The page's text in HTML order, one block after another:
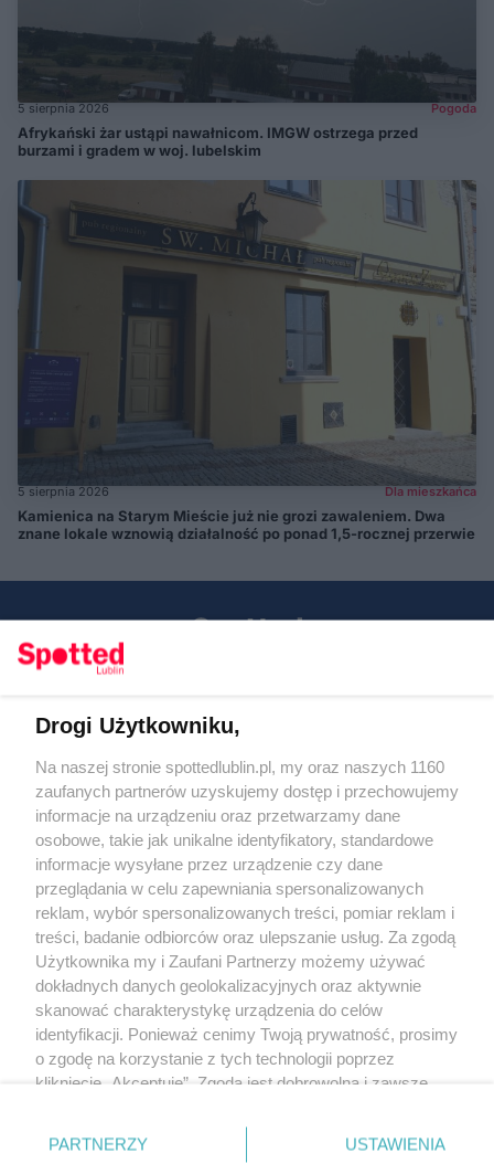
5 sierpnia 2026 Pogoda
Afrykański żar ustąpi nawałnicom. IMGW ostrzega przed
burzami i gradem w woj. lubelskim
5 sierpnia 2026 Dla mieszkańca
Kamienica na Starym Mieście już nie grozi zawaleniem. Dwa
znane lokale wznowią działalność po ponad 1,5-rocznej przerwie
KATEGORIE
OGŁOSZENIA
WYDARZENIA
NA SKRÓTY
Regulamin
Polityka prywatności
RODO
Warunki korzystania z treści
Drogi Użytkowniku,
Na naszej stronie spottedlublin.pl, my oraz naszych 1160
zaufanych partnerów uzyskujemy dostęp i przechowujemy
informacje na urządzeniu oraz przetwarzamy dane
osobowe, takie jak unikalne identyfikatory, standardowe
informacje wysyłane przez urządzenie czy dane
przeglądania w celu zapewniania spersonalizowanych
reklam, wybór spersonalizowanych treści, pomiar reklam i
treści, badanie odbiorców oraz ulepszanie usług. Za zgodą
Użytkownika my i Zaufani Partnerzy możemy używać
dokładnych danych geolokalizacyjnych oraz aktywnie
skanować charakterystykę urządzenia do celów
identyfikacji. Ponieważ cenimy Twoją prywatność, prosimy
o zgodę na korzystanie z tych technologii poprzez
kliknięcie „Akceptuję”. Zgoda jest dobrowolna i zawsze
prywatności znajdujący się w lewym dolnym rogu strony
. Niektóre rodzaje przetwarzania danych nie wymagają
PARTNERZY USTAWIENIA